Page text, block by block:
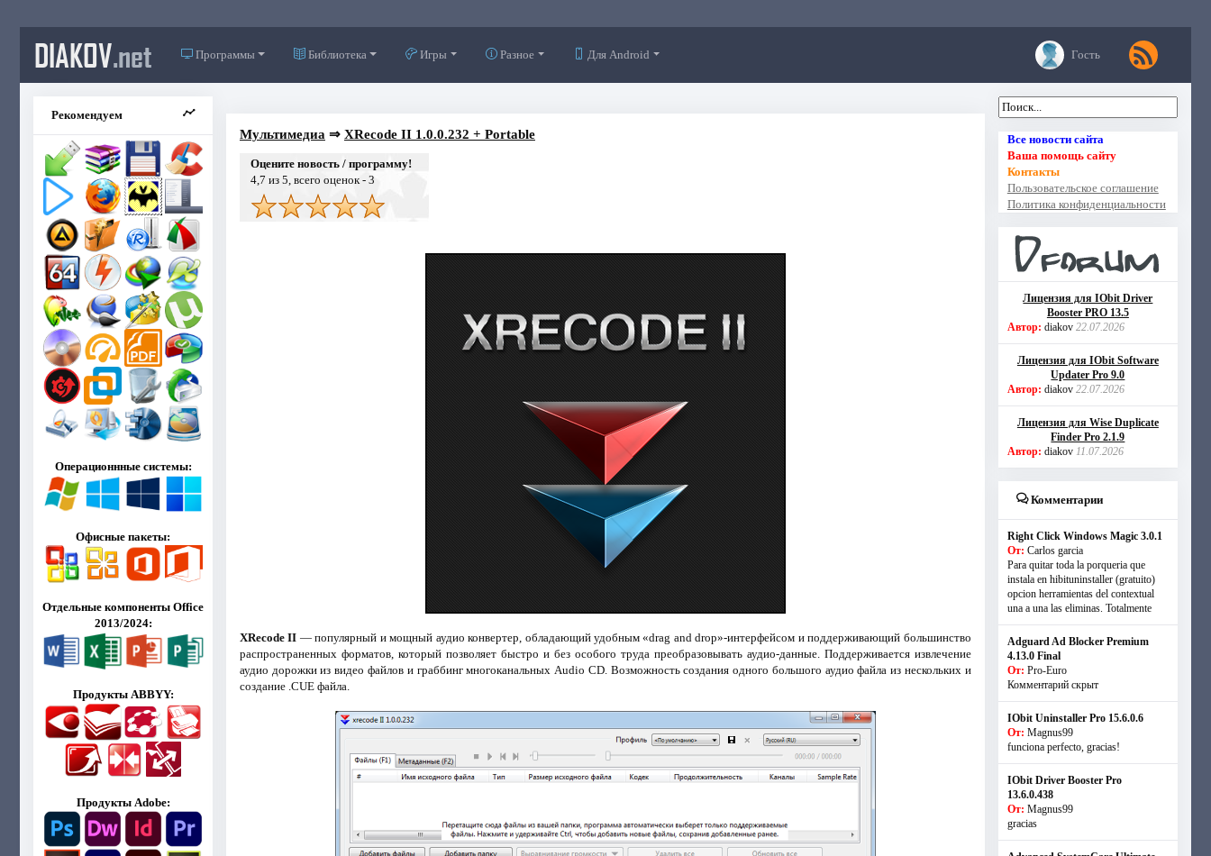
DIAKOV.net Программы Библиотека Игры Разное Для Android Гость
Рекомендуем
Операционнные системы:
Офисные пакеты:
Отдельные компоненты Office
2013/2024:
Продукты ABBYY:
Продукты Adobe:
Мультимедиа ⇒ XRecode II 1.0.0.232 + Portable
Оцените новость / программу!
4,7 из 5, всего оценок - 3
XRecode II — популярный и мощный аудио конвертер, обладающий удобным «drag and drop»-интерфейсом и поддерживающий большинство
распространенных форматов, который позволяет быстро и без особого труда преобразовывать аудио-данные. Поддерживается извлечение
аудио дорожки из видео файлов и граббинг многоканальных Audio CD. Возможность создания одного большого аудио файла из нескольких и
создание .CUE файла.
Все новости сайта
Ваша помощь сайту
Контакты
Пользовательское соглашение
Политика конфиденциальности
Лицензия для IObit Driver
Booster PRO 13.5
Автор: diakov 22.07.2026
Лицензия для IObit Software
Updater Pro 9.0
Автор: diakov 22.07.2026
Лицензия для Wise Duplicate
Finder Pro 2.1.9
Автор: diakov 11.07.2026
Комментарии
Right Click Windows Magic 3.0.1
От: Carlos garcia
Para quitar toda la porqueria que
instala en hibituninstaller (gratuito)
opcion herramientas del contextual
una a una las eliminas. Totalmente
Adguard Ad Blocker Premium
4.13.0 Final
От: Pro-Euro
Комментарий скрыт
IObit Uninstaller Pro 15.6.0.6
От: Magnus99
funciona perfecto, gracias!
IObit Driver Booster Pro
13.6.0.438
От: Magnus99
gracias